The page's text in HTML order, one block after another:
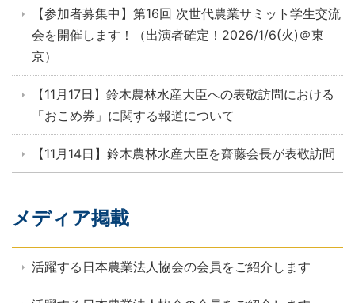
【参加者募集中】第16回 次世代農業サミット学生交流
会を開催します！（出演者確定！2026/1/6(火)＠東
京）
【11月17日】鈴木農林水産大臣への表敬訪問における
「おこめ券」に関する報道について
【11月14日】鈴木農林水産大臣を齋藤会長が表敬訪問
メディア掲載
活躍する日本農業法人協会の会員をご紹介します